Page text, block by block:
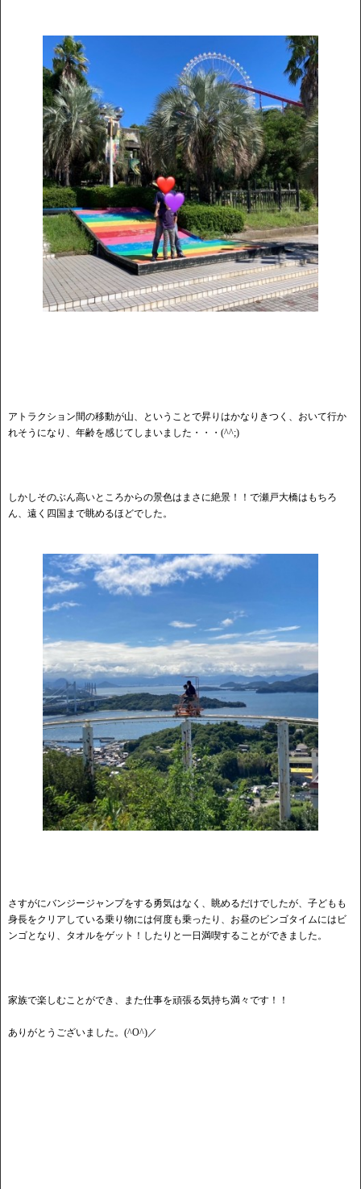
アトラクション間の移動が山、ということで昇りはかなりきつく、おいて行か
れそうになり、年齢を感じてしまいました・・・(^^;)
しかしそのぶん高いところからの景色はまさに絶景！！で瀬戸大橋はもちろ
ん、遠く四国まで眺めるほどでした。
さすがにバンジージャンプをする勇気はなく、眺めるだけでしたが、子どもも
身長をクリアしている乗り物には何度も乗ったり、お昼のビンゴタイムにはビ
ンゴとなり、タオルをゲット！したりと一日満喫することができました。
家族で楽しむことができ、また仕事を頑張る気持ち満々です！！
ありがとうございました。(^O^)／